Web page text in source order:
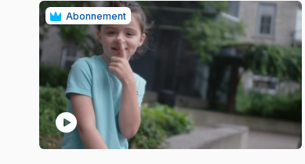
Abonnement
play_circle